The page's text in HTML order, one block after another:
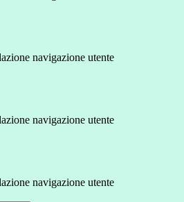
navigazione utente
navigazione utente
navigazione utente